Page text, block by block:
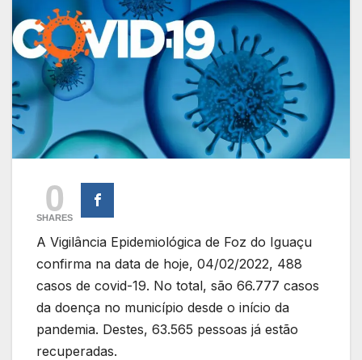
0
SHARES
A Vigilância Epidemiológica de Foz do Iguaçu
confirma na data de hoje, 04/02/2022, 488
casos de covid-19. No total, são 66.777 casos
da doença no município desde o início da
pandemia. Destes, 63.565 pessoas já estão
recuperadas.